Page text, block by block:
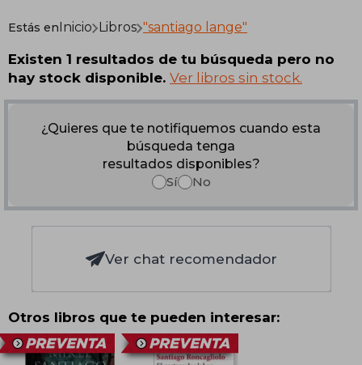
Estás enInicio Libros "santiago lange"
Existen 1 resultados de tu búsqueda pero no
hay stock disponible. Ver libros sin stock.
¿Quieres que te notifiquemos cuando esta
búsqueda tenga
resultados disponibles?
Sí
No
Ver chat recomendador
Otros libros que te pueden interesar: